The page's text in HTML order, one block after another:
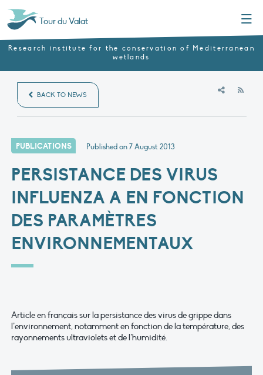
Tour du Valat
Research institute for the conservation of Mediterranean
wetlands
BACK TO NEWS
PUBLICATIONS Published on7 August 2013
PERSISTANCE DES VIRUS
INFLUENZA A EN FONCTION
DES PARAMÈTRES
ENVIRONNEMENTAUX
Article en français sur la persistance des virus de grippe dans
l’environnement, notamment en fonction de la température, des
rayonnements ultraviolets et de l’humidité.